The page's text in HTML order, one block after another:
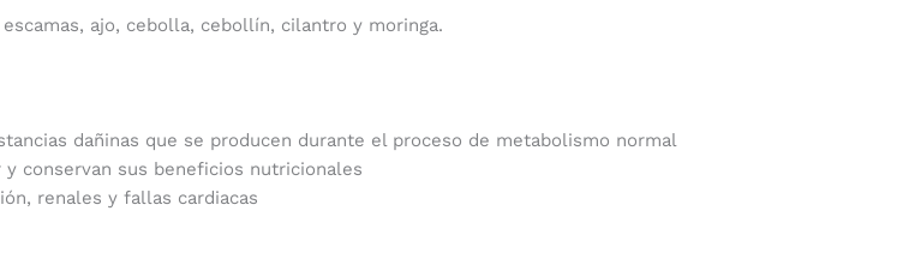
ajo, cebolla, cebollín, cilantro y moringa.
dañinas que se producen durante el proceso de metabolismo normal
conservan sus beneficios nutricionales
renales y fallas cardiacas